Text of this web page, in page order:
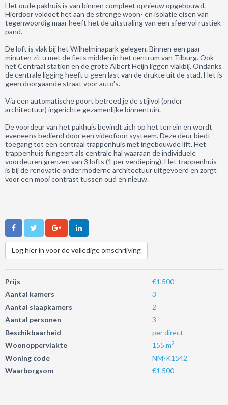
Het oude pakhuis is van binnen compleet opnieuw opgebouwd.
Hierdoor voldoet het aan de strenge woon- en isolatie eisen van
tegenwoordig maar heeft het de uitstraling van een sfeervol rustiek
pand.
De loft is vlak bij het Wilhelminapark gelegen. Binnen een paar
minuten zit u met de fiets midden in het centrum van Tilburg. Ook
het Centraal station en de grote Albert Heijn liggen vlakbij. Ondanks
de centrale ligging heeft u geen last van de drukte uit de stad. Het is
geen doorgaande straat voor auto's.
Via een automatische poort betreed je de stijlvol (onder
architectuur) ingerichte gezamenlijke binnentuin.
De voordeur van het pakhuis bevindt zich op het terrein en wordt
eveneens bediend door een videofoon systeem. Deze deur biedt
toegang tot een centraal trappenhuis met ingebouwde lift. Het
trappenhuis fungeert als centrale hal waaraan de individuele
voordeuren grenzen van 3 lofts (1 per verdieping). Het trappenhuis
is bij de renovatie onder moderne architectuur uitgevoerd en zorgt
voor een mooi contrast tussen oud en nieuw.
Log hier in voor de volledige omschrijving
Prijs
€1.500
Aantal kamers
3
Aantal slaapkamers
2
Aantal personen
3
Beschikbaarheid
per direct
Woonoppervlakte
155 m2
Woning code
NM-K1542
Waarborgsom
€1.500